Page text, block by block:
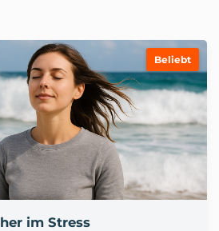
Beliebt
im Stress